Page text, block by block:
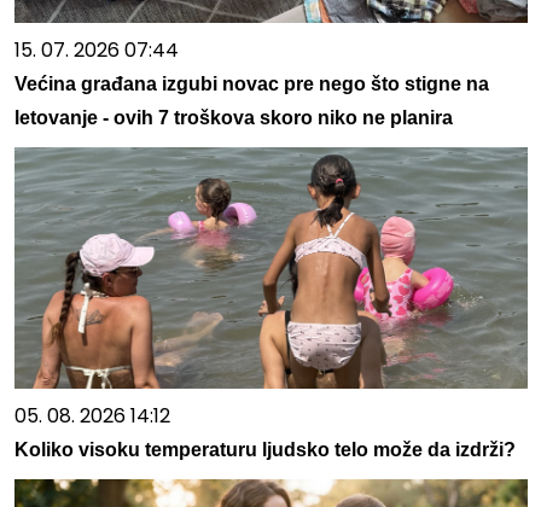
15. 07. 2026 07:44
Većina građana izgubi novac pre nego što stigne na
letovanje - ovih 7 troškova skoro niko ne planira
05. 08. 2026 14:12
Koliko visoku temperaturu ljudsko telo može da izdrži?